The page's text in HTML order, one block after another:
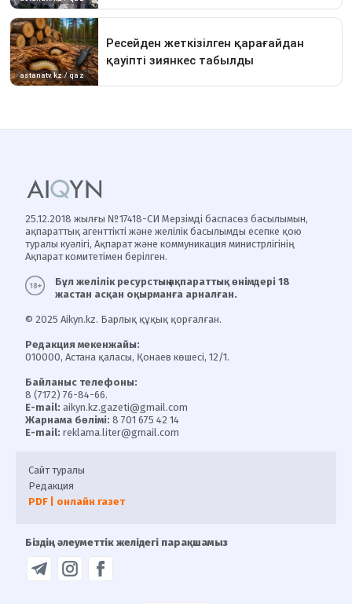
25.12.2018 жылғы №17418-СИ Мерзімді баспасөз басылымын,
ақпараттық агенттікті және желілік басылымды есепке қою
туралы куәлігі, Ақпарат және коммуникация министрлігінің
Ақпарат комитетімен берілген.
Бұл желілік ресурстың ақпараттық өнімдері 18
жастан асқан оқырманға арналған.
© 2025 Aikyn.kz. Барлық құқық қорғалған.
Редакция мекенжайы:
010000, Астана қаласы, Қонаев көшесі, 12/1.
Байланыс телефоны:
8 (7172) 76-84-66.
E-mail: aikyn.kz.gazeti@gmail.com
Жарнама бөлімі: 8 701 675 42 14
E-mail: reklama.liter@gmail.com
Сайт туралы
Редакция
PDF | онлайн газет
Біздің әлеуметтік желідегі парақшамыз